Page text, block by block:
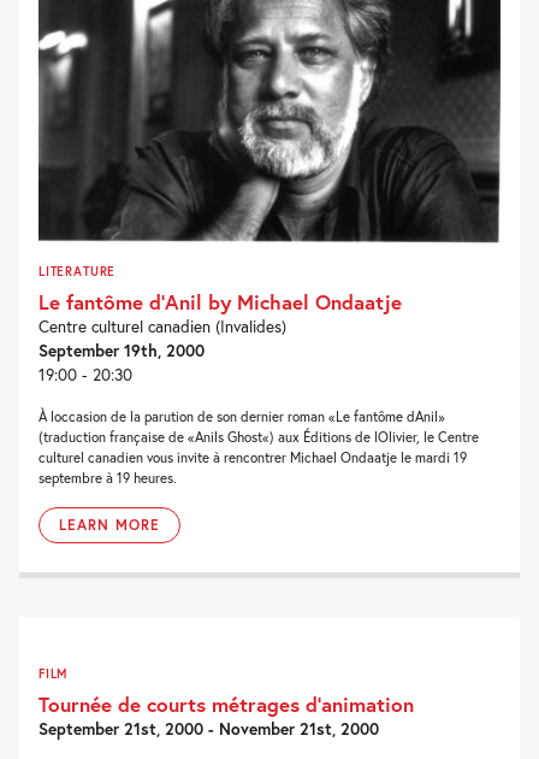
LITERATURE
Le fantôme d’Anil by Michael Ondaatje
Centre culturel canadien (Invalides)
September 19th, 2000
19:00 - 20:30
À loccasion de la parution de son dernier roman «Le fantôme dAnil»
(traduction française de «Anils Ghost«) aux Éditions de lOlivier, le Centre
culturel canadien vous invite à rencontrer Michael Ondaatje le mardi 19
septembre à 19 heures.
LEARN MORE
FILM
Tournée de courts métrages d’animation
September 21st, 2000 - November 21st, 2000